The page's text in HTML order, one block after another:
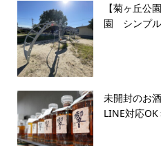
【菊ヶ丘公
園 シンプル
未開封のお
LINE対応